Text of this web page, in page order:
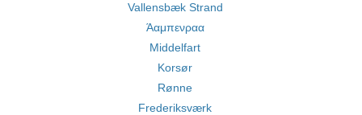
Vallensbæk Strand
Άαμπενραα
Middelfart
Korsør
Rønne
Frederiksværk